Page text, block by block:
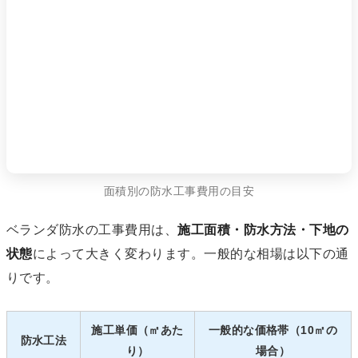
面積別の防水工事費用の目安
ベランダ防水の工事費用は、施工面積・防水方法・下地の
状態によって大きく変わります。一般的な相場は以下の通
りです。
防水工法
施工単価（㎡あた
り）
一般的な価格帯（10㎡の
場合）